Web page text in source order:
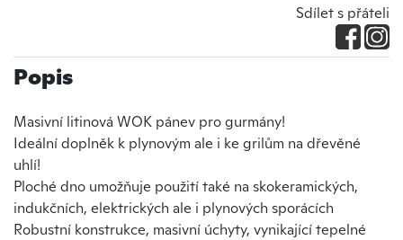
Sdílet s přáteli
Popis
Masivní litinová WOK pánev pro gurmány!
Ideální doplněk k plynovým ale i ke grilům na dřevěné
uhlí!
Ploché dno umožňuje použití také na skokeramických,
indukčních, elektrických ale i plynových sporácích
Robustní konstrukce, masivní úchyty, vynikající tepelné